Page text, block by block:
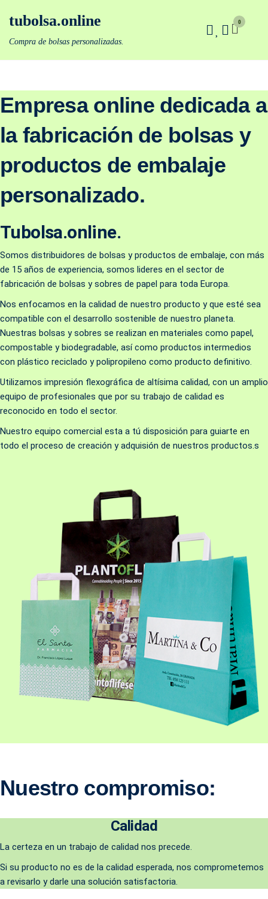
tubolsa.online
Compra de bolsas personalizadas.
0
Empresa online dedicada a
la fabricación de bolsas y
productos de embalaje
personalizado.
Tubolsa.online.
Somos distribuidores de bolsas y productos de embalaje, con más
de 15 años de experiencia, somos lideres en el sector de
fabricación de bolsas y sobres de papel para toda Europa.
Nos enfocamos en la calidad de nuestro producto y que esté sea
compatible con el desarrollo sostenible de nuestro planeta.
Nuestras bolsas y sobres se realizan en materiales como papel,
compostable y biodegradable, así como productos intermedios
con plástico reciclado y polipropileno como producto definitivo.
Utilizamos impresión flexográfica de altísima calidad, con un amplio
equipo de profesionales que por su trabajo de calidad es
reconocido en todo el sector.
Nuestro equipo comercial esta a tú disposición para guiarte en
todo el proceso de creación y adquisión de nuestros productos.s
Nuestro compromiso:
Calidad
La certeza en un trabajo de calidad nos precede.
Si su producto no es de la calidad esperada, nos comprometemos
a revisarlo y darle una solución satisfactoria.